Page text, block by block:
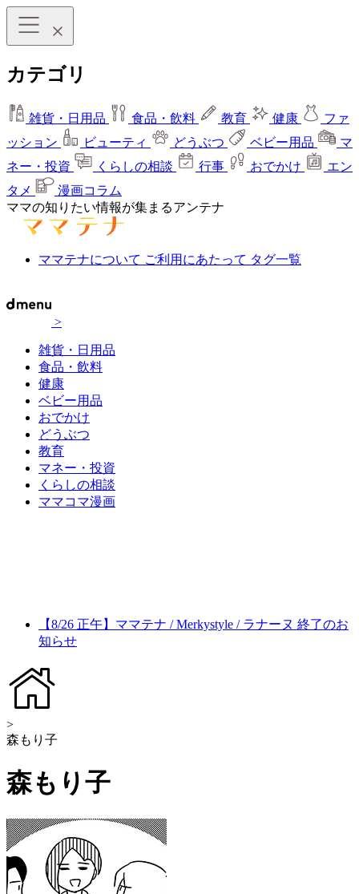
カテゴリ
雑貨・日用品 食品・飲料 教育 健康
ファ
ッション
ビューティ どうぶつ ベビー用品
マ
ネー・投資
くらしの相談 行事 おでかけ
エン
タメ
漫画コラム
ママの知りたい情報が集まるアンテナ
ママテナについて ご利用にあたって タグ一覧
>
雑貨・日用品
食品・飲料
健康
ベビー用品
おでかけ
どうぶつ
教育
マネー・投資
くらしの相談
ママコマ漫画
【8/26 正午】ママテナ / Merkystyle / ラナーヌ 終了のお
知らせ
>
森もり子
森もり子